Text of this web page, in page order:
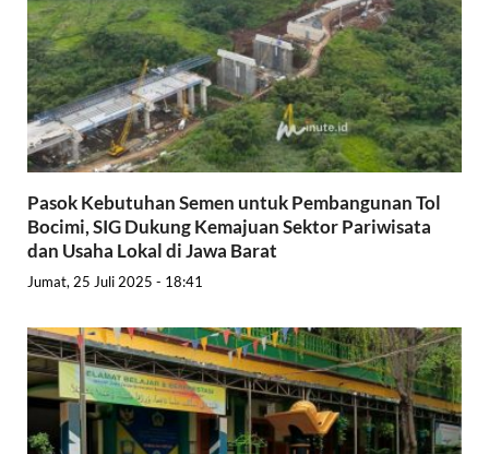
Pasok Kebutuhan Semen untuk Pembangunan Tol
Bocimi, SIG Dukung Kemajuan Sektor Pariwisata
dan Usaha Lokal di Jawa Barat
Jumat, 25 Juli 2025 - 18:41